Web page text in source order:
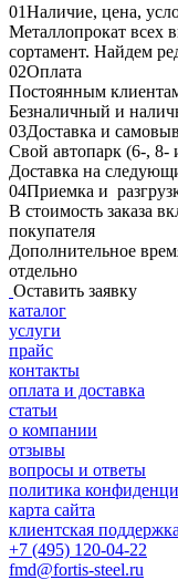
01Наличие, цена,
Металлопрокат всех
сортамент. Найдем
02Оплата
Постоянным
Безналичный и
03Доставка и
Свой автопарк (6-, 8-
Доставка на
04Приемка и
В стоимость заказа
покупателя
Дополнительное
отдельно
Оставить заявку
каталог
услуги
прайс
контакты
оплата и доставка
статьи
о компании
отзывы
вопросы и ответы
политика
карта сайта
клиентская поддержка
+7 (495) 120-04-22
fmd@fortis-steel.ru